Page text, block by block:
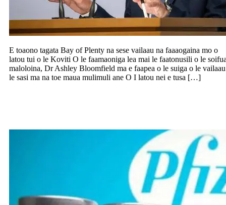
E toaono tagata Bay of Plenty na sese vailaau na faaaogaina mo o
latou tui o le Koviti O le faamaoniga lea mai le faatonusili o le
maloloina, Dr Ashley Bloomfield ma e faapea o le suiga o le vailaau
le sasi ma na toe maua mulimuli ane O I latou nei e tusa […]